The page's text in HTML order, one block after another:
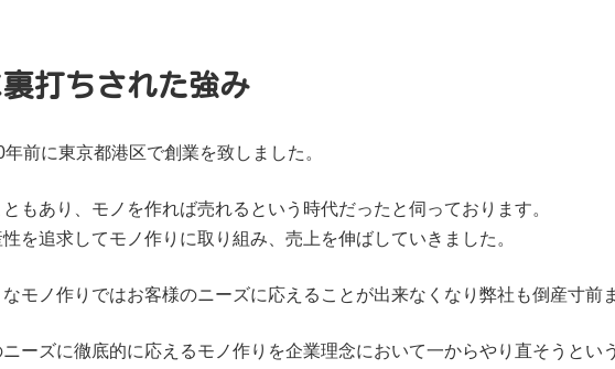
打ちされた強み
前に東京都港区で創業を致しました。
もあり、モノを作れば売れるという時代だったと伺っております。
を追求してモノ作りに取り組み、売上を伸ばしていきました。
モノ作りではお客様のニーズに応えることが出来なくなり弊社も倒産寸前
ーズに徹底的に応えるモノ作りを企業理念において一からやり直そうとい